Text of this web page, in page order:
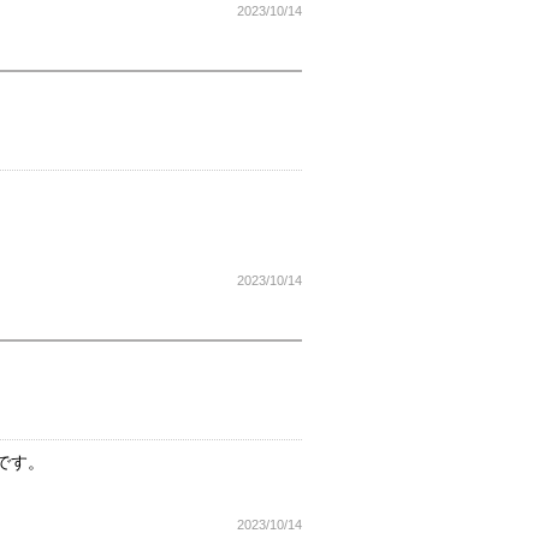
2023/10/14
2023/10/14
。
2023/10/14